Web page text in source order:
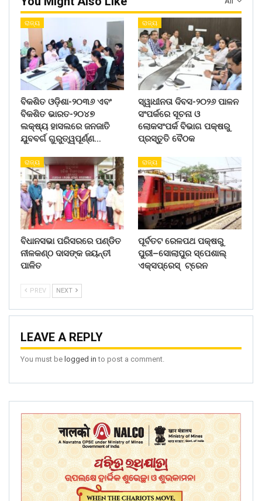
ରାଜ୍ୟ
ବିକଶିତ ଓଡ଼ିଶା-୨୦୩୬ ଏବଂ
ବିକଶିତ ଭାରତ-୨୦୪୭
ଲକ୍ଷ୍ୟ ହାସଲରେ ଜନଜାତି
ଯୁବବର୍ଗ ଗୁରୁତ୍ୱପୂର୍ଣ୍ଣ…
ରାଜ୍ୟ
ସ୍ୱାଧୀନତା ଦିବସ-୨୦୨୬ ପାଳନ
ସଂପର୍କରେ ସୂଚନା ଓ
ଲୋକସଂପର୍କ ବିଭାଗ ପକ୍ଷରୁ
ପ୍ରସ୍ତୁତି ବୈଠକ
ରାଜ୍ୟ
ବିଧାନସଭା ପରିସରରେ ପଣ୍ଡିତ
ନୀଳକଣ୍ଠ ଦାସଙ୍କ ଜୟନ୍ତୀ
ପାଳିତ
ରାଜ୍ୟ
ପୂର୍ବତଟ ରେଳପଥ ପକ୍ଷରୁ
ପୁରୀ–ସୋଲାପୁର ସ୍ପେଶାଲ୍
ଏକ୍ସପ୍ରେସ୍ ଟ୍ରେନ
PREV NEXT
LEAVE A REPLY
You must be logged in to post a comment.